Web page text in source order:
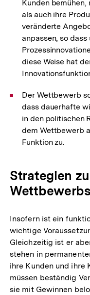
Kunden bemühen,
als auch ihre
veränderte
anpassen, so
diese Weise hat
Der Wettbewerb
dass dauerhafte
in den politischen
dem Wettbewerb
Funktion zu.
Strategien
Insofern ist ein
wichtige
Gleichzeitig ist er
stehen in
ihre Kunden und ihre
müssen beständig
sie mit Gewinnen